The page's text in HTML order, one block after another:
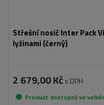
Střešní nosič Inter Pack
lyžinami (černý)
2 679,00 Kč s DPH
Produkt dostupný ve